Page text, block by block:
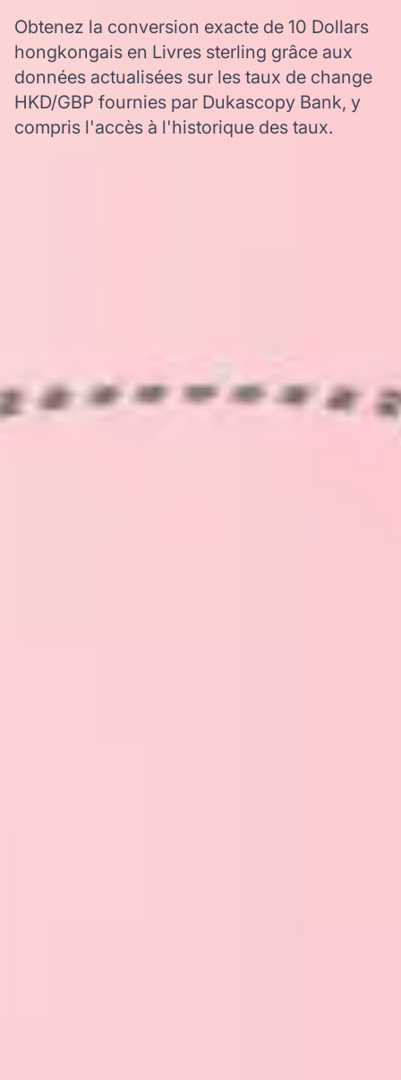
Obtenez la conversion exacte de 10 Dollars
hongkongais en Livres sterling grâce aux
données actualisées sur les taux de change
HKD/GBP fournies par Dukascopy Bank, y
compris l'accès à l'historique des taux.